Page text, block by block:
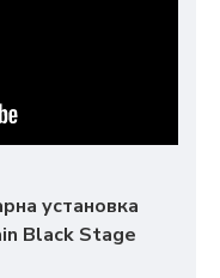
установка
Black Stage